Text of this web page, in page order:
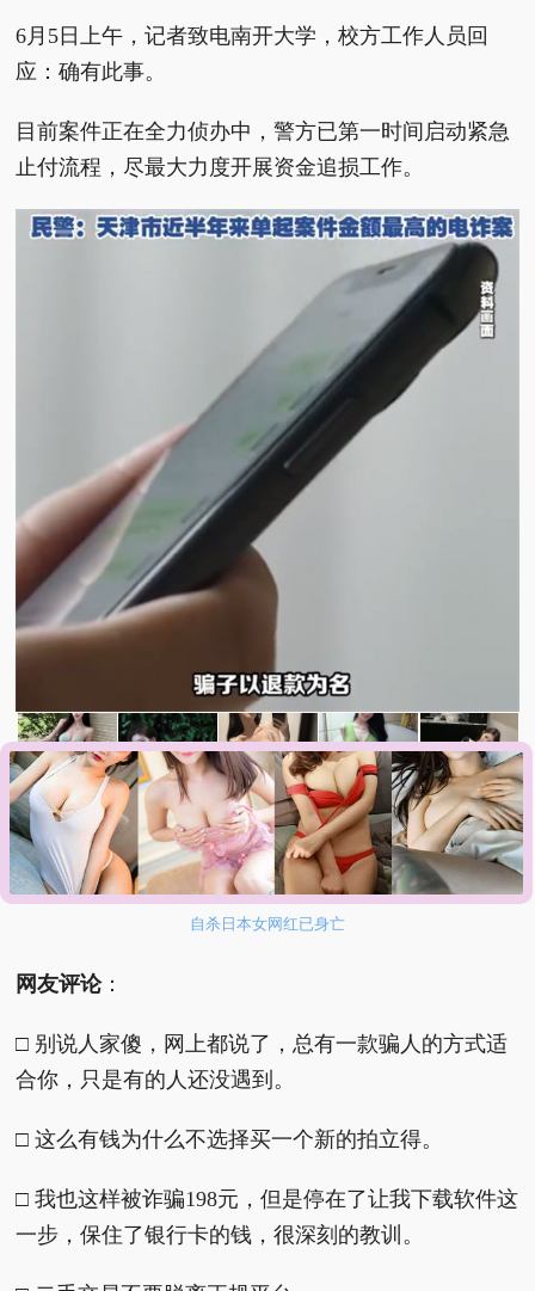
6月5日上午，记者致电南开大学，校方工作人员回
应：确有此事。
目前案件正在全力侦办中，警方已第一时间启动紧急
止付流程，尽最大力度开展资金追损工作。
曝理想CEO李想将迎来第六娃 维也纳国际酒店客房遍布吸饱血的床虱
河南将严惩三支一扶作弊人员 笔试第一称被第二名花钱劝弃考
直播
自杀日本女网红已身亡
网友评论：
□ 别说人家傻，网上都说了，总有一款骗人的方式适
合你，只是有的人还没遇到。
□ 这么有钱为什么不选择买一个新的拍立得。
□ 我也这样被诈骗198元，但是停在了让我下载软件这
一步，保住了银行卡的钱，很深刻的教训。